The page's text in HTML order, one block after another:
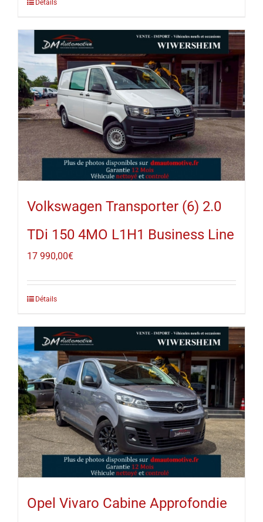
Détails
Volkswagen Transporter (6) 2.0
TDi 150 4MO L1H1 Business Line
17 990,00€
Détails
Opel Vivaro Cabine Approfondie